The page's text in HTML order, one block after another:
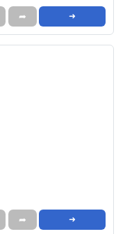
➦ ➜
➦ ➜